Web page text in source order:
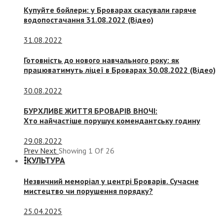
Купуйте бойлери: у Броварах скасували гаряче
водопостачання 31.08.2022 (Відео)
31.08.2022
Готовність до нового навчального року: як
працюватимуть ліцеї в Броварах 30.08.2022 (Відео)
30.08.2022
БУРХЛИВЕ ЖИТТЯ БРОВАРІВ ВНОЧІ:
Хто найчастіше порушує комендантську годину
29.08.2022
Prev Next Showing 1 Of 26
КУЛЬТУРА
Незвичний меморіал у центрі Броварів. Сучасне
мистецтво чи порушення порядку?
25.04.2025